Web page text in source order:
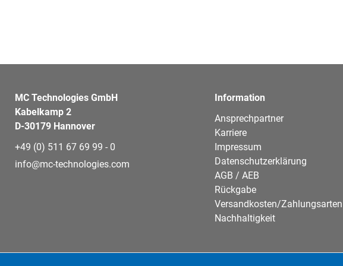
MC Technologies GmbH
Kabelkamp 2
D-30179 Hannover
+49 (0) 511 67 69 99 - 0
info@mc-technologies.com
Information
Ansprechpartner
Karriere
Impressum
Datenschutzerklärung
AGB / AEB
Rückgabe
Versandkosten/Zahlungsarten
Nachhaltigkeit